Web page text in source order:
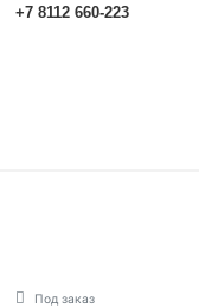
+7 8112 660-223
Под заказ